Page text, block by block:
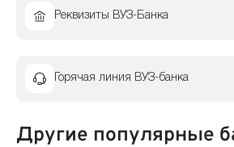
Реквизиты ВУЗ-Банка
Горячая линия ВУЗ-банка
Другие популярные